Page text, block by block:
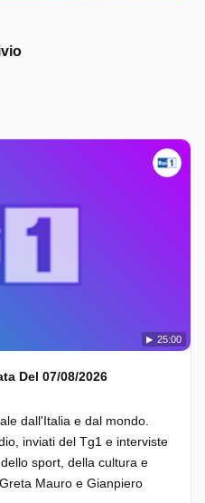
25:00
Del 07/08/2026
dall'Italia e dal mondo.
inviati del Tg1 e interviste
sport, della cultura e
Mauro e Gianpiero